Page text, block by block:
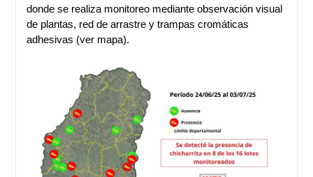
donde se realiza monitoreo mediante observación visual
de plantas, red de arrastre y trampas cromáticas
adhesivas (ver mapa).